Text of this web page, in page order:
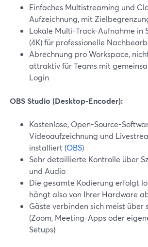
Einfaches Multistreaming und
Aufzeichnung, mit
Lokale Multi-Track-Aufnahme in
(4K) für professionelle
Abrechnung pro Workspace,
attraktiv für Teams mit
Login
OBS Studio (Desktop-Encoder):
Kostenlose, Open-Source-
Videoaufzeichnung und
installiert (OBS)
Sehr detaillierte Kontrolle über
und Audio
Die gesamte Kodierung erfolgt
hängt also von Ihrer Hardware
Gäste verbinden sich meist über
(Zoom, Meeting-Apps oder
Setups)